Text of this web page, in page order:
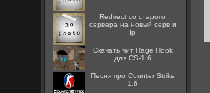
Redirect со старого
сервера на новый серв и
Ip
Скачать чит Rage Hook
для CS-1.6
Песня про Counter Strike
1.6